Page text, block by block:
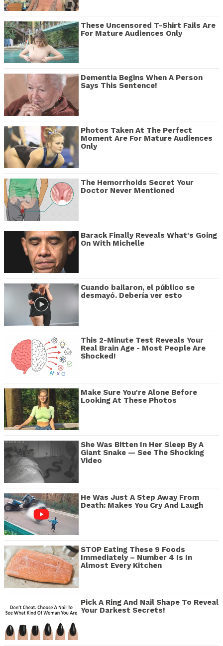
These Uncensored T-Shirt Fails Are
For Mature Audiences Only
Dementia Begins When A Person
Says This Sentence!
Photos Taken At The Perfect
Moment Are For Mature Audiences
Only
The Hemorrhoids Secret Your
Doctor Never Mentioned
Barack Finally Reveals What's Going
On With Michelle
Cuando bailaron, el público se
desmayó. Debería ver esto
This 2-Minute Test Reveals Your
Real Brain Age - Most People Are
Shocked!
Make Sure You're Alone Before
Looking At These Photos
She Was Bitten In Her Sleep By A
Giant Snake — See The Shocking
Video
He Was Just A Step Away From
Death: Makes You Cry And Laugh
STOP Eating These 9 Foods
Immediately – Number 4 Is In
Almost Every Kitchen
Pick A Ring And Nail Shape To Reveal
Your Darkest Secrets!